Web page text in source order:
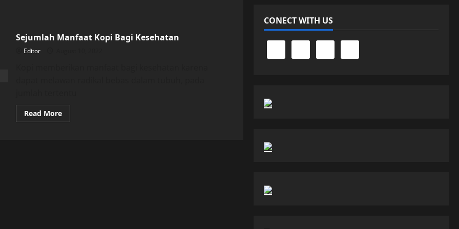
Sejumlah Manfaat Kopi Bagi Kesehatan
Editor
Read MoreRead
more
CONECT WITH US